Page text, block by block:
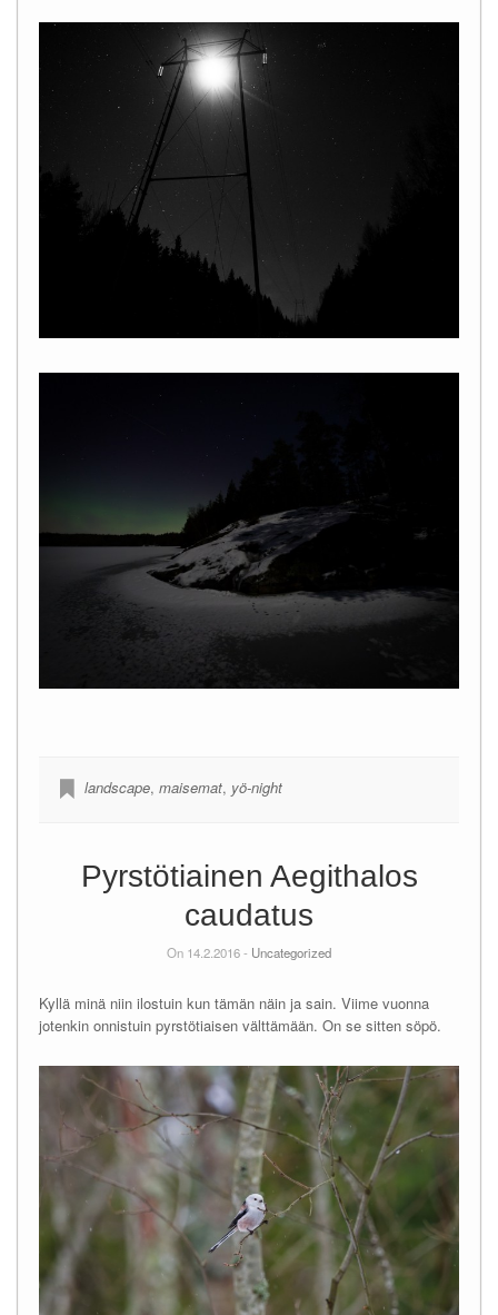
landscape, maisemat, yö-night
Pyrstötiainen Aegithalos
caudatus
On 14.2.2016 - Uncategorized
Kyllä minä niin ilostuin kun tämän näin ja sain. Viime vuonna
jotenkin onnistuin pyrstötiaisen välttämään. On se sitten söpö.